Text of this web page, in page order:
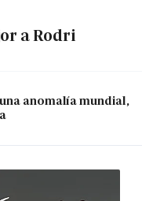
a Rodri
anomalía mundial,